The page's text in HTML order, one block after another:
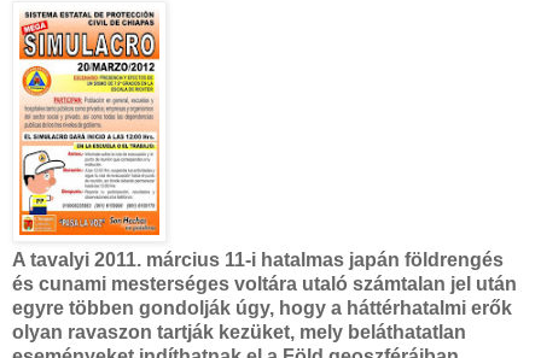
A tavalyi 2011. március 11-i hatalmas japán földrengés
és cunami mesterséges voltára utaló számtalan jel után
egyre többen gondolják úgy, hogy a háttérhatalmi erők
olyan ravaszon tartják kezüket, mely beláthatatlan